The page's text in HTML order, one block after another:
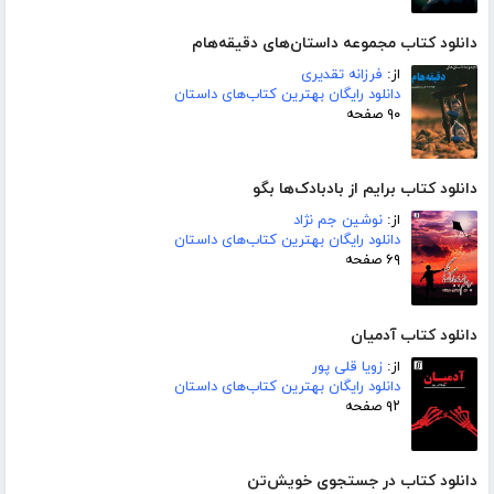
دانلود کتاب مجموعه داستان‌های دقیقه‌هام
از: فرزانه تقدیری
دانلود رایگان بهترین کتاب‌های داستان
۹۰ صفحه
دانلود کتاب برایم از بادبادک‌ها بگو
از: نوشین جم نژاد
دانلود رایگان بهترین کتاب‌های داستان
۶۹ صفحه
دانلود کتاب آدمیان
از: زویا قلی پور
دانلود رایگان بهترین کتاب‌های داستان
۹۲ صفحه
دانلود کتاب در جستجوی خویش‌تن